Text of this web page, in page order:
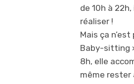
de 10h à
réaliser !
Mais ça
Baby-sitting
8h, elle
même rester